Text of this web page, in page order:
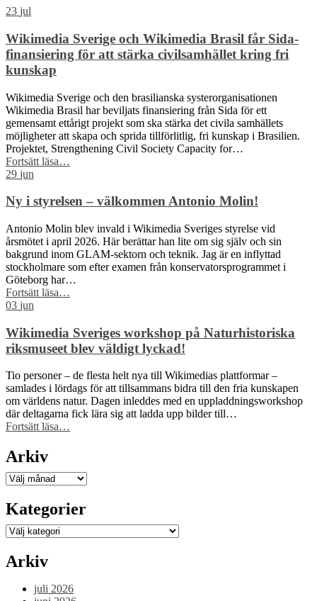
23 jul
Wikimedia Sverige och Wikimedia Brasil får Sida-
finansiering för att stärka civilsamhället kring fri
kunskap
Wikimedia Sverige och den brasilianska systerorganisationen
Wikimedia Brasil har beviljats finansiering från Sida för ett
gemensamt ettårigt projekt som ska stärka det civila samhällets
möjligheter att skapa och sprida tillförlitlig, fri kunskap i Brasilien.
Projektet, Strengthening Civil Society Capacity for…
Fortsätt läsa
Wikimedia
får
Sida-
finansiering
för
att
civilsamhället
fri
kunskap”
…
29 jun
Ny i styrelsen – välkommen Antonio Molin!
Antonio Molin blev invald i Wikimedia Sveriges styrelse vid
årsmötet i april 2026. Här berättar han lite om sig själv och sin
bakgrund inom GLAM-sektorn och teknik. Jag är en inflyttad
stockholmare som efter examen från konservatorsprogrammet i
Göteborg har…
Fortsätt läsa
–
välkommen
Antonio
…
03 jun
Wikimedia Sveriges workshop på Naturhistoriska
riksmuseet blev väldigt lyckad!
Tio personer – de flesta helt nya till Wikimedias plattformar –
samlades i lördags för att tillsammans bidra till den fria kunskapen
om världens natur. Dagen inleddes med en uppladdningsworkshop
där deltagarna fick lära sig att ladda upp bilder till…
Fortsätt läsa“Wikimedia
Naturhistoriska
riksmuseet
blev
väldigt
lyckad!”
…
Arkiv
Arkiv
Kategorier
Kategorier
Arkiv
juli 2026